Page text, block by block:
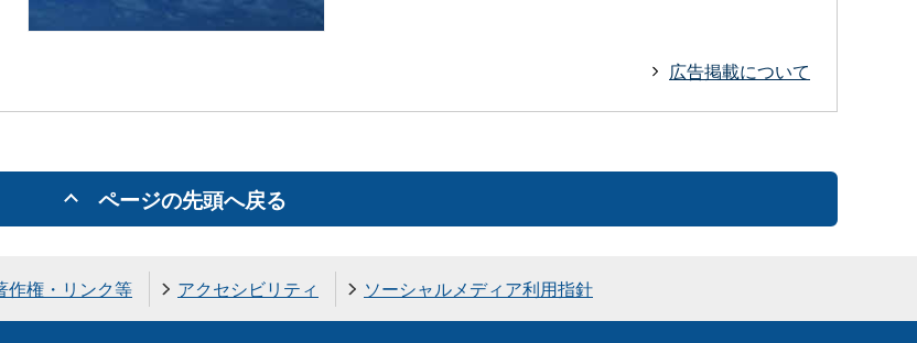
広告掲載について
ページの先頭へ戻る
作権・リンク等 アクセシビリティ ソーシャルメディア利用指針